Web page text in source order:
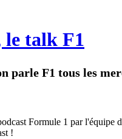
talk F1
parle F1 tous les
Formule 1 par l'équipe
!